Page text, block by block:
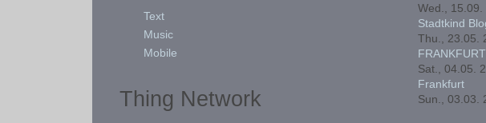
Text
Music
Mobile
Thing Network
Wed.,
Stadtkind
Thu., 23.05.
Sat., 04.05.
Frankfurt
Sun., 03.03.